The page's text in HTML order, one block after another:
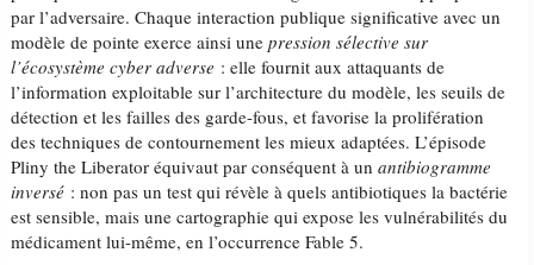
par l’adversaire. Chaque interaction publique significative avec un
modèle de pointe exerce ainsi unepression sélective sur
l’écosystème cyber adverse : elle fournit aux attaquants de
l’information exploitable sur l’architecture du modèle, les seuils de
détection et les failles des garde-fous, et favorise la prolifération
des techniques de contournement les mieux adaptées. L’épisode
Pliny the Liberator équivaut par conséquent à unantibiogramme
inversé : non pas un test qui révèle à quels antibiotiques la bactérie
est sensible, mais une cartographie qui expose les vulnérabilités du
médicament lui-même, en l’occurrence Fable 5.